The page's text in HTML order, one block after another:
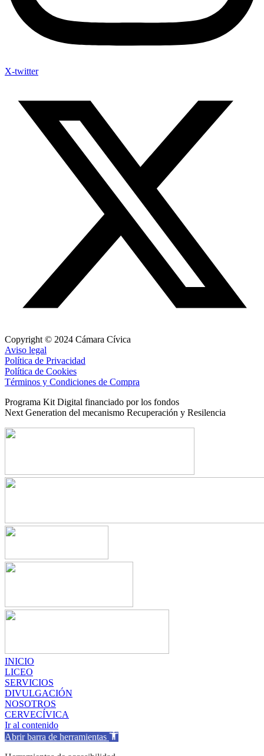
X-twitter
Copyright © 2024 Cámara Cívica
Aviso legal
Política de Privacidad
Política de Cookies
Términos y Condiciones de Compra
Programa Kit Digital financiado por los fondos
Next Generation del mecanismo Recuperación y Resilencia
INICIO
LICEO
SERVICIOS
DIVULGACIÓN
NOSOTROS
CERVECÍVICA
Ir al contenido
Abrir barra de herramientas